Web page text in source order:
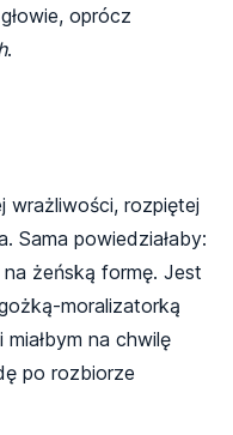
oprócz
.
wrażliwości, rozpiętej
Sama powiedziałaby:
żeńską formę. Jest
moralizatorką
na chwilę
po rozbiorze